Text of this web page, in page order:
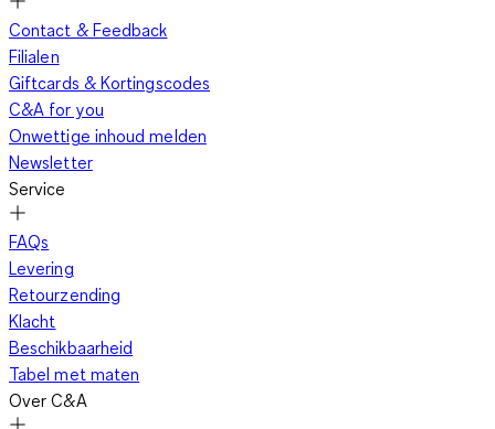
Contact & Feedback
Filialen
Giftcards & Kortingscodes
C&A for you
Onwettige inhoud melden
Newsletter
Service
FAQs
Levering
Retourzending
Klacht
Beschikbaarheid
Tabel met maten
Over C&A